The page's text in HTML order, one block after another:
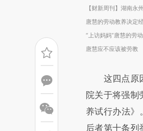
【财新周刊】湖南永
唐慧的劳动教养决定
“上访妈妈”唐慧的劳
唐慧应不应该被劳教
这四点原因
院关于将强制
养试行办法》
后者第十条列